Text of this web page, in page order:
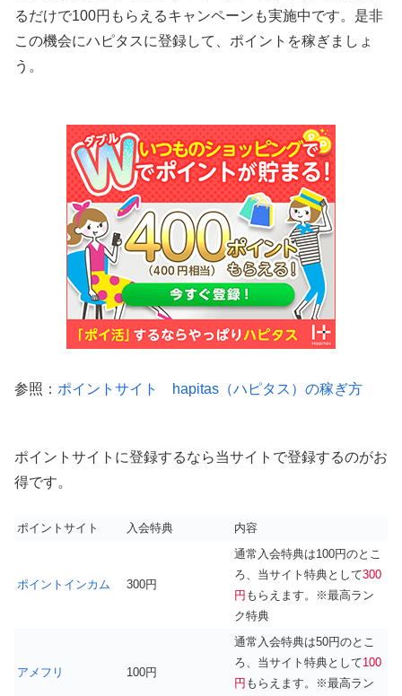
るだけで100円もらえるキャンペーンも実施中です。是非
この機会にハピタスに登録して、ポイントを稼ぎましょ
う。
参照： ポイントサイト hapitas（ハピタス）の稼ぎ方
ポイントサイトに登録するなら当サイトで登録するのがお
得です。
ポイントサイト 入会特典 内容
ポイントインカム 300円
通常入会特典は100円のとこ
ろ、当サイト特典として300
円 もらえます。※最高ラン
ク特典
アメフリ 100円
通常入会特典は50円のとこ
ろ、当サイト特典として100
円 もらえます。※最高ラン